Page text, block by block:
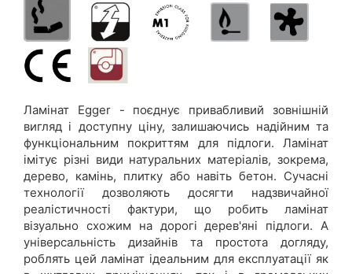
Ламінат Egger - поєднує привабливий зовнішній
вигляд і доступну ціну, залишаючись надійним та
функціональним покриттям для підлоги. Ламінат
імітує різні види натуральних матеріалів, зокрема,
дерево, камінь, плитку або навіть бетон. Сучасні
технології дозволяють досягти надзвичайної
реалістичності фактури, що робить ламінат
візуально схожим на дорогі дерев'яні підлоги. А
універсальність дизайнів та простота догляду,
роблять цей ламінат ідеальним для експлуатації як